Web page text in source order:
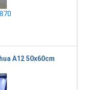
A12 50x60cm